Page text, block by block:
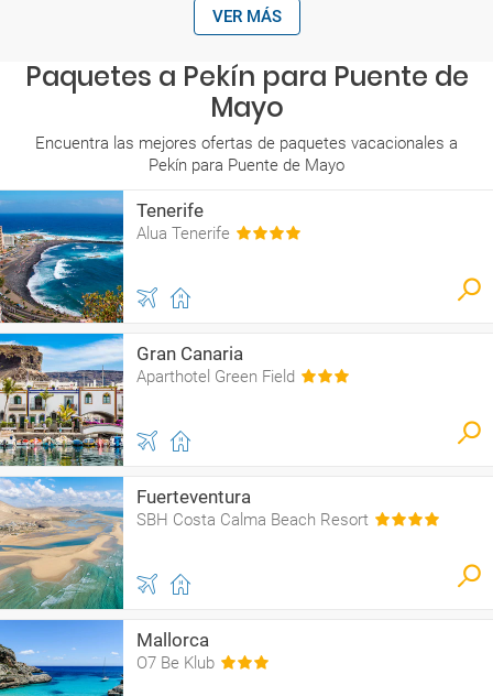
VER MÁS
Paquetes a Pekín para Puente de
Mayo
Encuentra las mejores ofertas de paquetes vacacionales a
Pekín para Puente de Mayo
Tenerife
Alua Tenerife
Gran Canaria
Aparthotel Green Field
Fuerteventura
SBH Costa Calma Beach Resort
Mallorca
O7 Be Klub